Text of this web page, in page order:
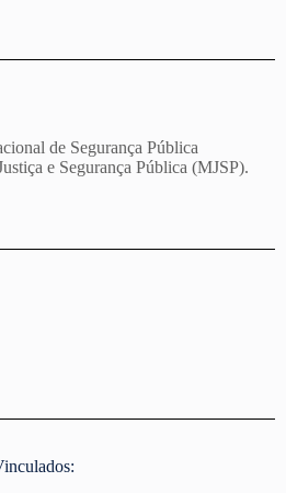
de Segurança Pública
e Segurança Pública (MJSP).